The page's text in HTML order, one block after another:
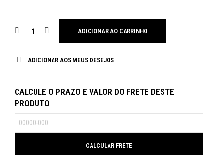
ADICIONAR AO CARRINHO
ADICIONAR AOS MEUS DESEJOS
CALCULE O PRAZO E VALOR DO FRETE DESTE
PRODUTO